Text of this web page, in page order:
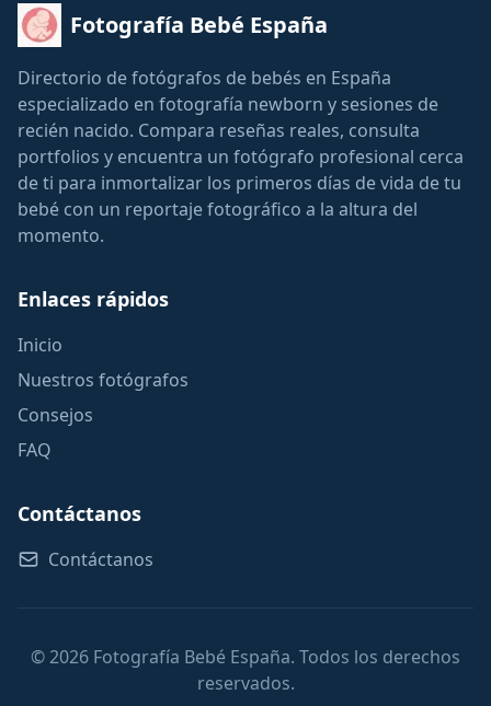
Fotografía Bebé España
Directorio de fotógrafos de bebés en España
especializado en fotografía newborn y sesiones de
recién nacido. Compara reseñas reales, consulta
portfolios y encuentra un fotógrafo profesional cerca
de ti para inmortalizar los primeros días de vida de tu
bebé con un reportaje fotográfico a la altura del
momento.
Enlaces rápidos
Inicio
Nuestros fotógrafos
Consejos
FAQ
Contáctanos
Contáctanos
© 2026 Fotografía Bebé España. Todos los derechos
reservados.